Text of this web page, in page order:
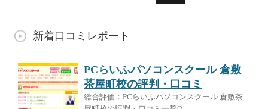
新着口コミレポート
PCらいふパソコンスクール 倉敷
茶屋町校の評判・口コミ
総合評価：PCらいふパソコンスクール 倉敷茶